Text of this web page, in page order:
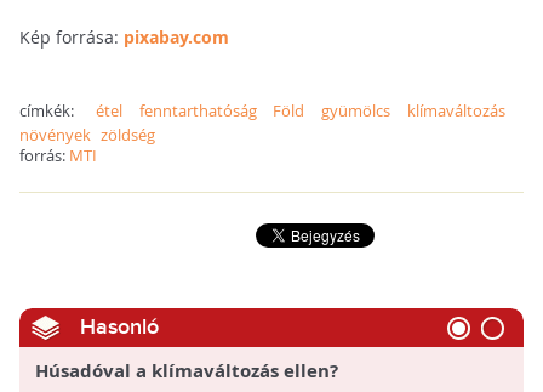
Kép forrása: pixabay.com
címkék: étel fenntarthatóság Föld gyümölcs
klímaváltozás
növények zöldség
forrás: MTI
Hasonló
Húsadóval a klímaváltozás ellen?